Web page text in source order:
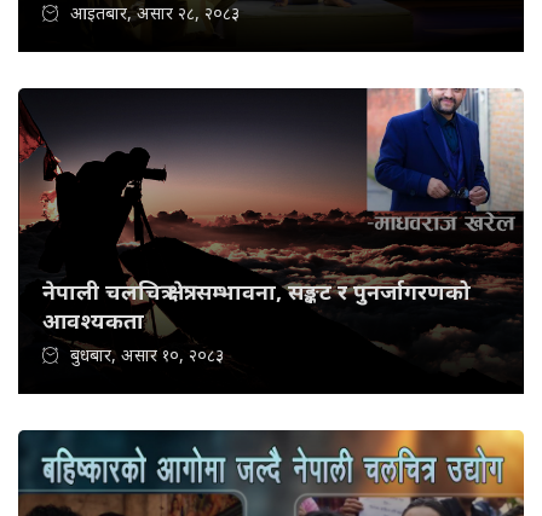
आइतबार, असार २८, २०८३
नेपाली चलचित्र क्षेत्र: सम्भावना, सङ्कट र पुनर्जागरणको
आवश्यकता
बुधबार, असार १०, २०८३